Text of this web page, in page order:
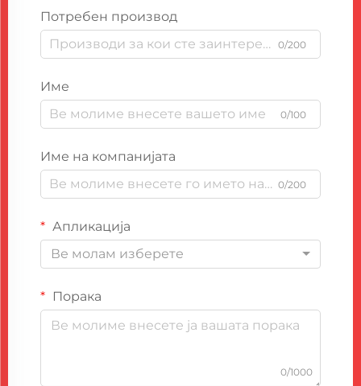
Потребен производ
0/200
Име
0/100
Име на компанијата
0/200
Апликација
Ве молам изберете
Порака
0/1000